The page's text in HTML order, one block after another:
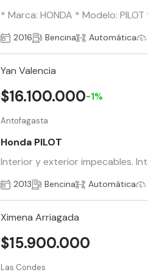
* Marca: HONDA * Modelo:
2016 Bencina Automática
Yan Valencia
Antofagasta
Honda PILOT
Interior y exterior impecables.
$16.100.000-1%
2013 Bencina Automática
Ximena Arriagada
Las Condes
$15.900.000